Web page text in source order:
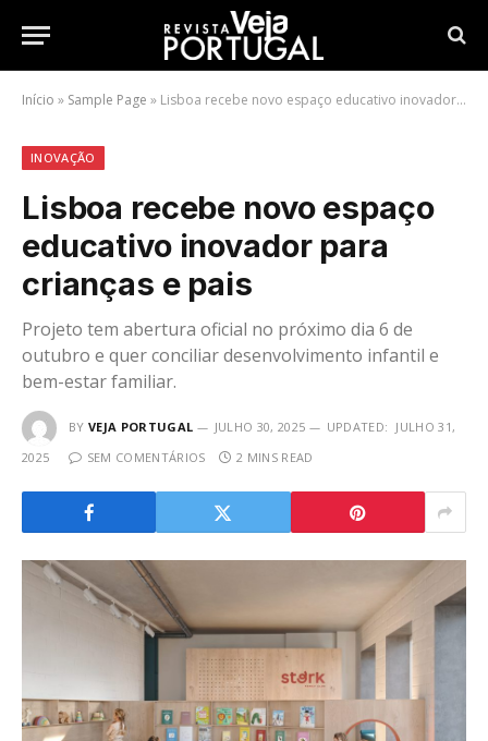
Início » Sample Page » Lisboa recebe novo espaço educativo inovador para crianças e pais
INOVAÇÃO
Lisboa recebe novo espaço
educativo inovador para
crianças e pais
Projeto tem abertura oficial no próximo dia 6 de
outubro e quer conciliar desenvolvimento infantil e
bem-estar familiar.
BY VEJA PORTUGAL JULHO 30, 2025 UPDATED: JULHO 31,
2025
SEM COMENTÁRIOS 2 MINS READ